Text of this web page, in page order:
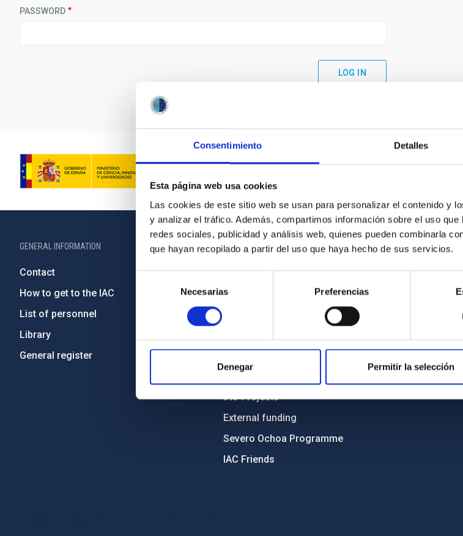
Consentimiento Detalles
Esta página web usa cookies
Las cookies de este sitio web se usan para personalizar el contenido y
y analizar el tráfico. Además, compartimos información sobre el uso
redes sociales, publicidad y análisis web, quienes pueden combinarla
que hayan recopilado a partir del uso que haya hecho de sus servicios.
consentimiento
Necesarias Preferencias
Denegar Permitir la selección
PASSWORD
GENERAL INFORMATION
Contact
How to get to the IAC
List of personnel
Library
General register
ABOUT THE IAC
Legislation
Transparency
Code of ethics and anti-fraud policy
Environment and Sustainability
Forever IAC
IAC Projects
External funding
Severo Ochoa Programme
IAC Friends
IAC PORTAL
Sitemap
Legal